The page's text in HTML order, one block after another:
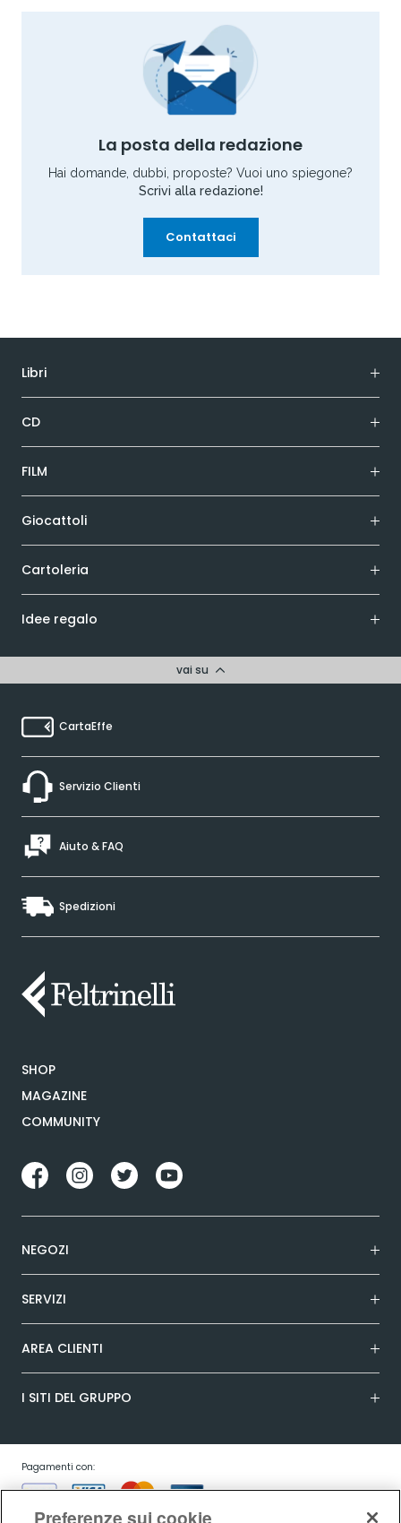
La posta della redazione
Hai domande, dubbi, proposte? Vuoi uno spiegone?
Scrivi alla redazione!
Contattaci
Libri
CD
FILM
Giocattoli
Cartoleria
Idee regalo
vai su
CartaEffe
Servizio Clienti
Aiuto & FAQ
Spedizioni
SHOP
MAGAZINE
COMMUNITY
NEGOZI
SERVIZI
AREA CLIENTI
I SITI DEL GRUPPO
Pagamenti con:
Preferenze sui cookie